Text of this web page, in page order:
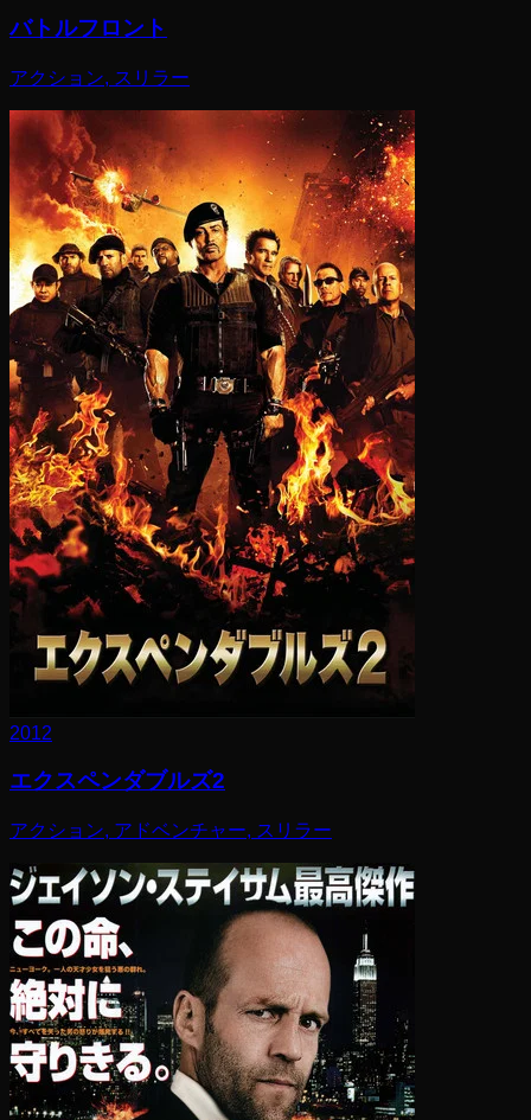
バトルフロント
アクション, スリラー
2012
エクスペンダブルズ2
アクション, アドベンチャー, スリラー